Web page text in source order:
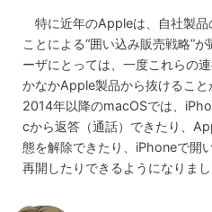
特に近年のAppleは、自社製
ことによる“囲い込み販売戦略”
ーザにとっては、一度これらの
かなかApple製品から抜けること
2014年以降のmacOSでは、
cから返答（通話）できたり、
態を解除できたり、iPhoneで開
再開したりできるようになりまし